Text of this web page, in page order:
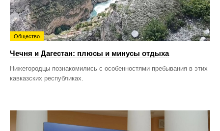
Общество
Чечня и Дагестан: плюсы и минусы отдыха
Нижегородцы познакомились с особенностями пребывания в этих
кавказских республиках.